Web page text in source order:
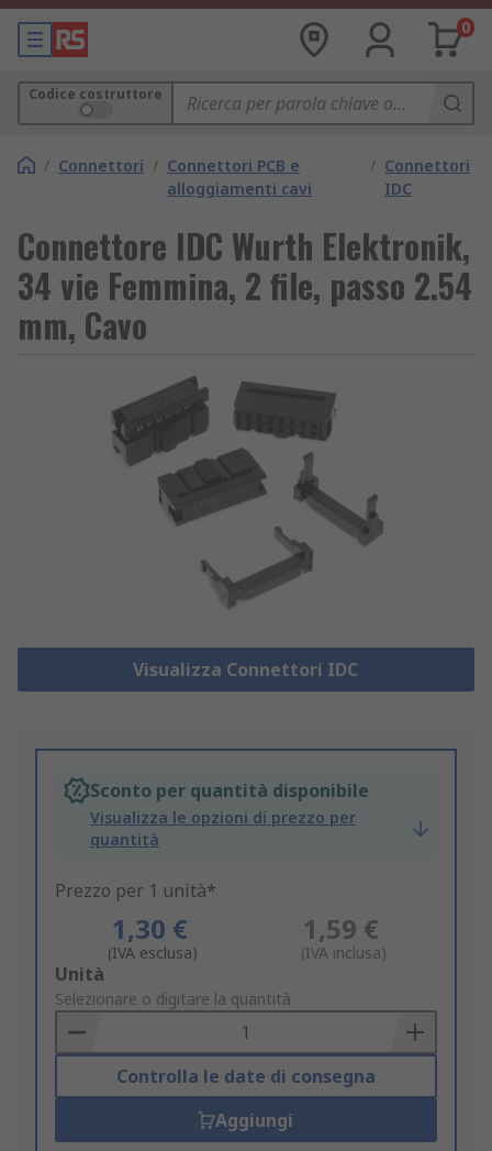
0
Codice costruttore
/ Connettori / Connettori PCB e
alloggiamenti cavi
/ Connettori
IDC
Connettore IDC Wurth Elektronik,
34 vie Femmina, 2 file, passo 2.54
mm, Cavo
Visualizza Connettori IDC
Sconto per quantità disponibile
Visualizza le opzioni di prezzo per
quantità
Prezzo per 1 unità*
1,30 €
(IVA esclusa)
1,59 €
(IVA inclusa)
Add
to
Basket
Unità
Selezionare o digitare la quantità
Controlla le date di consegna
Aggiungi